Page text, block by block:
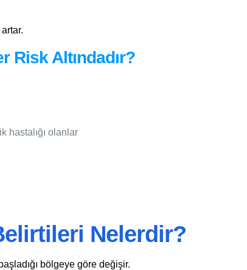
artar.
Risk Altındadır?
hastalığı olanlar
Nelerdir?
bölgeye göre değişir.